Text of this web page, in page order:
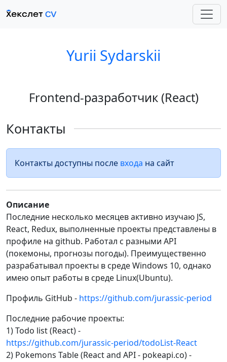
Yurii Sydarskii
Frontend-разработчик (React)
Контакты
Контакты доступны после входа на сайт
Описание
Последние несколько месяцев активно изучаю JS,
React, Redux, выполненные проекты представлены в
профиле на github. Работал с разными API
(покемоны, прогнозы погоды). Преимущественно
разрабатывал проекты в среде Windows 10, однако
имею опыт работы в среде Linux(Ubuntu).
Профиль GitHub - https://github.com/jurassic-period
Последние рабочие проекты:
1) Todo list (React) -
https://github.com/jurassic-period/todoList-React
2) Pokemons Table (React and API - pokeapi.co) -